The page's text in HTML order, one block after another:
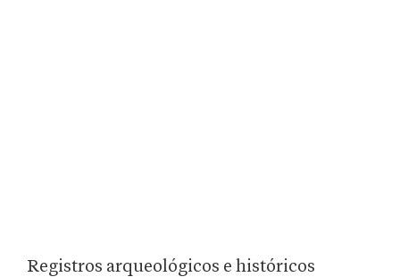
Registros arqueológicos e históricos